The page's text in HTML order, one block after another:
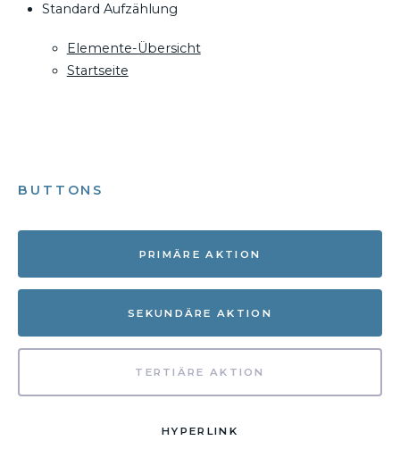
Standard Aufzählung
Elemente-Übersicht
Startseite
BUTTONS
PRIMÄRE AKTION
SEKUNDÄRE AKTION
TERTIÄRE AKTION
HYPERLINK